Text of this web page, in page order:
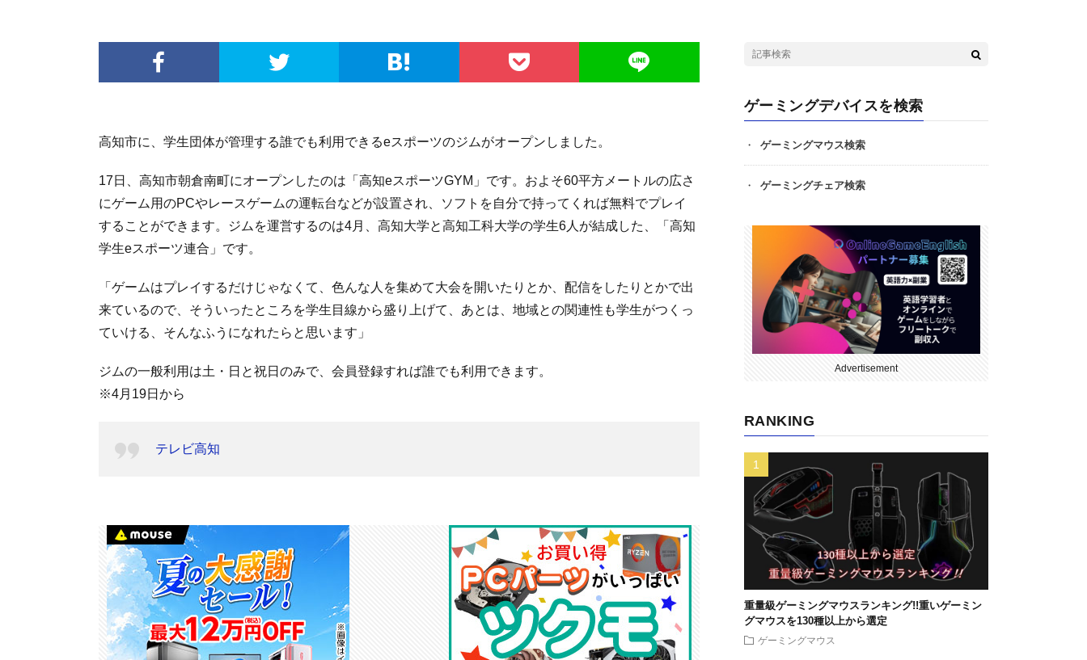
高知市に、学生団体が管理する誰でも利用できるeスポーツのジムがオープンしました。
17日、高知市朝倉南町にオープンしたのは「高知eスポーツGYM」です。およそ60平方メートルの広さ
にゲーム用のPCやレースゲームの運転台などが設置され、ソフトを自分で持ってくれば無料でプレイ
することができます。ジムを運営するのは4月、高知大学と高知工科大学の学生6人が結成した、「高知
学生eスポーツ連合」です。
「ゲームはプレイするだけじゃなくて、色んな人を集めて大会を開いたりとか、配信をしたりとかで出
来ているので、そういったところを学生目線から盛り上げて、あとは、地域との関連性も学生がつくっ
ていける、そんなふうになれたらと思います」
ジムの一般利用は土・日と祝日のみで、会員登録すれば誰でも利用できます。
※4月19日から
テレビ高知
ゲーミングデバイスを検索
ゲーミングマウス検索
ゲーミングチェア検索
Advertisement
RANKING
重量級ゲーミングマウスランキング!!重いゲーミン
グマウスを130種以上から選定
ゲーミングマウス